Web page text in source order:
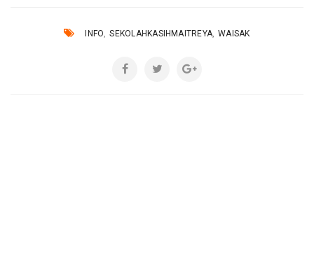
INFO, SEKOLAHKASIHMAITREYA, WAISAK